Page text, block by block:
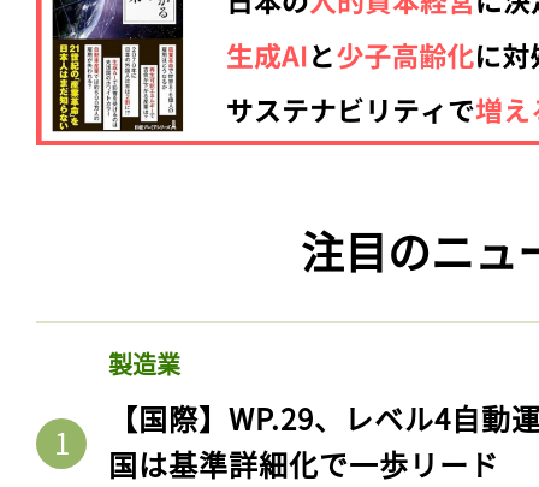
注目のニュ
製造業
【国際】WP.29、レベル4自動
国は基準詳細化で一歩リード